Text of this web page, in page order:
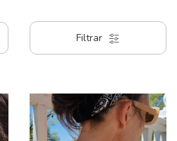
Filtrar